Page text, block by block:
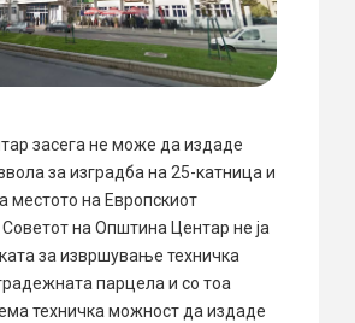
засега не може да издаде
за изградба на 25-катница и
местото на Европскиот
Советот на Општина Центар не ја
за извршување техничка
парцела и со тоа
техничка можност да издаде